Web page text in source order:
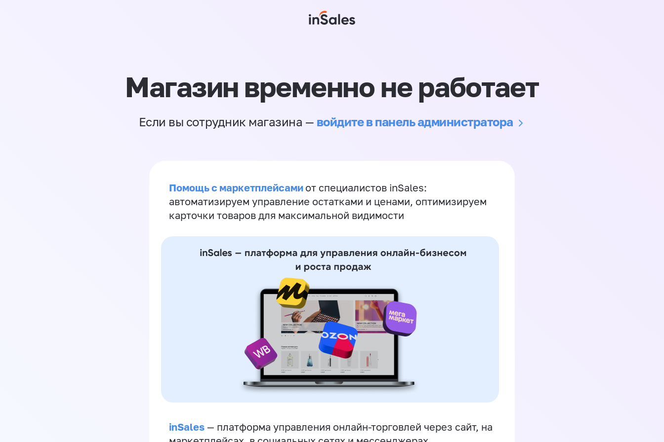
Магазин временно не работает
Если вы сотрудник магазина — войдите в панель администратора
Помощь с маркетплейсами от специалистов inSales:
автоматизируем управление остатками и ценами, оптимизируем
карточки товаров для максимальной видимости
inSales — платформа управления онлайн-торговлей через сайт, на